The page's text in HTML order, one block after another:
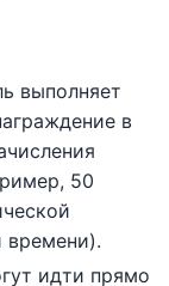
выполняет
в
50
времени).
идти прямо